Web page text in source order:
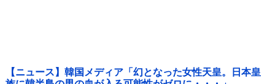
【ニュース】韓国メディア「幻となった女性天皇。日本皇